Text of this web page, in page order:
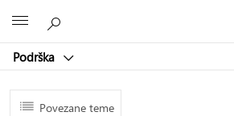
Podrška
Povezane teme